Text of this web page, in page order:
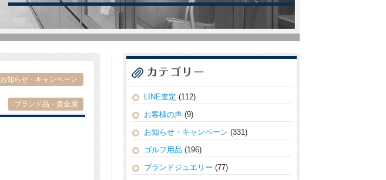
お知らせ・キャンペーン
ブランド品・貴金属
LINE査定 (112)
お客様の声 (9)
お知らせ・キャンペーン (331)
ゴルフ用品 (196)
ブランドジュエリー (77)